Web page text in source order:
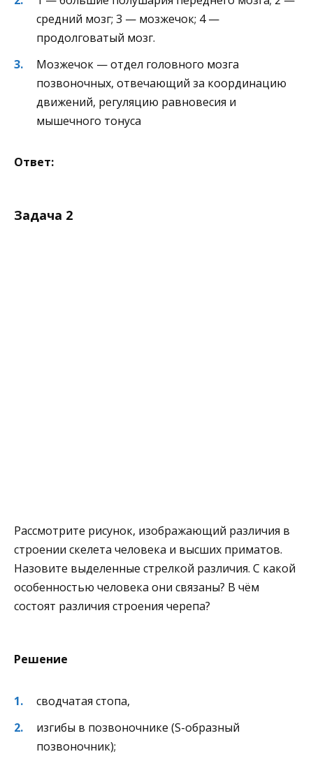
средний мозг; 3 — мозжечок; 4 —
продолговатый мозг.
Мозжечок — отдел головного мозга
позвоночных, отвечающий за координацию
движений, регуляцию равновесия и
мышечного тонуса
Ответ:
Задача 2
Рассмотрите рисунок, изображающий различия в
строении скелета человека и высших приматов.
Назовите выделенные стрелкой различия. С какой
особенностью человека они связаны? В чём
состоят различия строения черепа?
Решение
сводчатая стопа,
изгибы в позвоночнике (S-образный
позвоночник);